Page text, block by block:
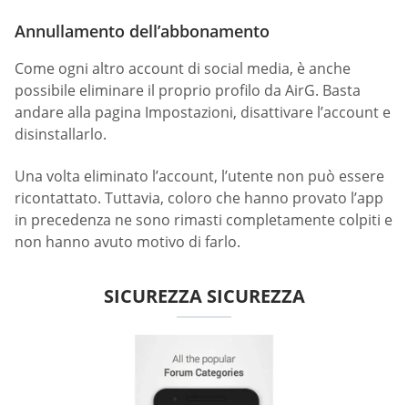
Annullamento dell’abbonamento
Come ogni altro account di social media, è anche
possibile eliminare il proprio profilo da AirG. Basta
andare alla pagina Impostazioni, disattivare l’account e
disinstallarlo.
Una volta eliminato l’account, l’utente non può essere
ricontattato. Tuttavia, coloro che hanno provato l’app
in precedenza ne sono rimasti completamente colpiti e
non hanno avuto motivo di farlo.
SICUREZZA SICUREZZA